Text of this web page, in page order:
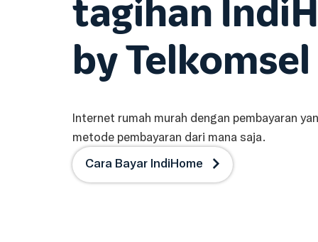
tagihan
by Telkomsel
Internet rumah murah dengan pembayaran
metode pembayaran dari mana saja.
Cara Bayar IndiHome